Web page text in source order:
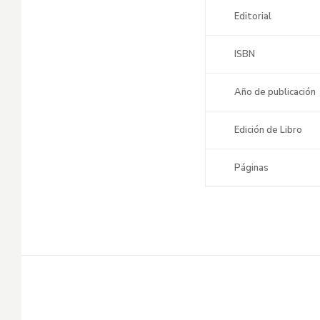
Editorial
ISBN
Año de publicación
Edición de Libro
Páginas